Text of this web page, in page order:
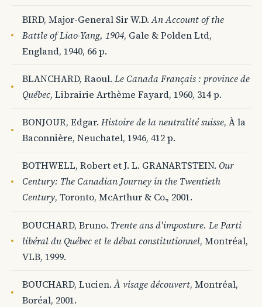
BIRD, Major-General Sir W.D.An Account of the
Battle of Liao-Yang, 1904, Gale & Polden Ltd,
England, 1940, 66 p.
BLANCHARD, Raoul.Le Canada Français : province de
Québec, Librairie Arthème Fayard, 1960, 314 p.
BONJOUR, Edgar.Histoire de la neutralité suisse, À la
Baconnière, Neuchatel, 1946, 412 p.
BOTHWELL, Robert et J. L. GRANARTSTEIN. Our
Century: The Canadian Journey in the Twentieth
Century, Toronto, McArthur & Co., 2001.
BOUCHARD, Bruno. Trente ans d'imposture. Le Parti
libéral du Québec et le débat constitutionnel, Montréal,
VLB, 1999.
BOUCHARD, Lucien.À visage découvert, Montréal,
Boréal, 2001.